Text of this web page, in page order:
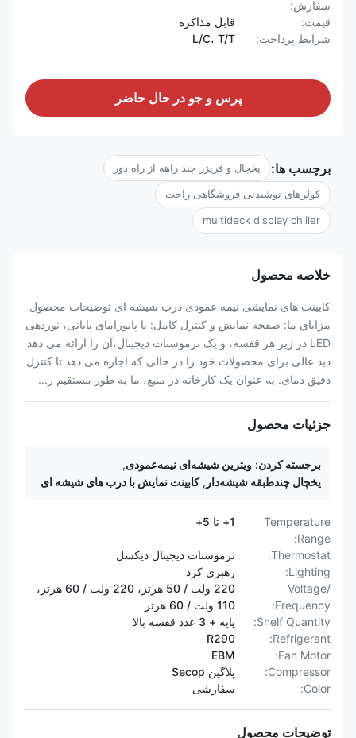
سفارش:
قیمت:
قابل مذاکره
شرایط پرداخت:
L/C، T/T
پرس و جو در حال حاضر
برچسب ها: یخچال و فریزر چند راهه از راه دور
کولرهای نوشیدنی فروشگاهی راحت
multideck display chiller
خلاصه محصول
کابینت های نمایشی نیمه عمودی درب شیشه ای توضیحات محصول
مزاياي ما: صفحه نمایش و کنترل کامل: با پانورامای پایانی، نوردهی
LED در زیر هر قفسه، و یک ترموستات دیجیتال،آن را ارائه می دهد
دید عالی برای محصولات خود را در حالی که اجازه می دهد تا کنترل
دقیق دمای. به عنوان یک کارخانه در منبع، ما به طور مستقیم ر...
جزئیات محصول
برجسته کردن: ویترین شیشه‌ای نیمه‌عمودی,
یخچال چندطبقه شیشه‌دار ,کابینت نمایش با درب های شیشه ای
Temperature
Range:
1+ تا 5+
Thermostat:
ترموستات دیجیتال دیکسل
Lighting:
رهبری کرد
Voltage/
Frequency:
220 ولت / 50 هرتز، 220 ولت / 60 هرتز،
110 ولت / 60 هرتز
Shelf Quantity:
پایه + 3 عدد قفسه بالا
Refrigerant:
R290
Fan Motor:
EBM
Compressor:
پلاگین Secop
Color:
سفارشی
توضیحات محصول